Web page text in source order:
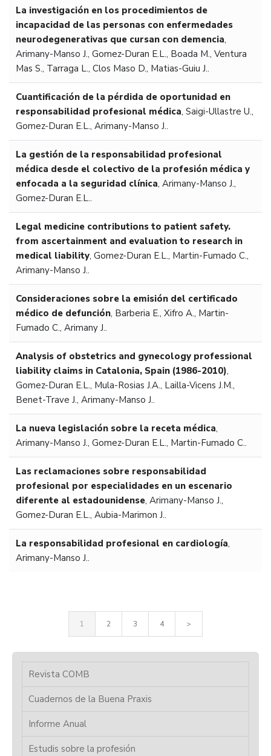
La investigación en los procedimientos de
incapacidad de las personas con enfermedades
neurodegenerativas que cursan con demencia,
Arimany-Manso J., Gomez-Duran E.L., Boada M., Ventura
Mas S., Tarraga L., Clos Maso D., Matias-Guiu J..
Cuantificación de la pérdida de oportunidad en
responsabilidad profesional médica,Saigi-Ullastre U.,
Gomez-Duran E.L., Arimany-Manso J..
La gestión de la responsabilidad profesional
médica desde el colectivo de la profesión médica y
enfocada a la seguridad clínica,Arimany-Manso J.,
Gomez-Duran E.L..
Legal medicine contributions to patient safety.
from ascertainment and evaluation to research in
medical liability,Gomez-Duran E.L., Martin-Fumado C.,
Arimany-Manso J..
Consideraciones sobre la emisión del certificado
médico de defunción, Barberia E., Xifro A., Martin-
Fumado C., Arimany J..
Analysis of obstetrics and gynecology professional
liability claims in Catalonia, Spain (1986-2010),
Gomez-Duran E.L., Mula-Rosias J.A., Lailla-Vicens J.M.,
Benet-Trave J., Arimany-Manso J..
La nueva legislación sobre la receta médica,
Arimany-Manso J., Gomez-Duran E.L., Martin-Fumado C..
Las reclamaciones sobre responsabilidad
profesional por especialidades en un escenario
diferente al estadounidense,Arimany-Manso J.,
Gomez-Duran E.L., Aubia-Marimon J..
La responsabilidad profesional en cardiología,
Arimany-Manso J..
1 2 3 4 >
Revista COMB
Cuadernos de la Buena Praxis
Informe Anual
Estudis sobre la profesión